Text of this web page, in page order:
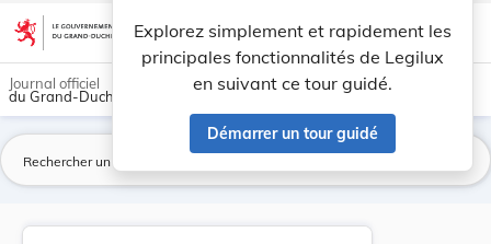
Aller au contenu account_circle help Aide
Explorez simplement et rapidement les
principales fonctionnalités de Legilux
en suivant ce tour guidé.
Démarrer un tour guidé
light_mode dark_mode
Journal officiel
du Grand-Duché de Luxembourg